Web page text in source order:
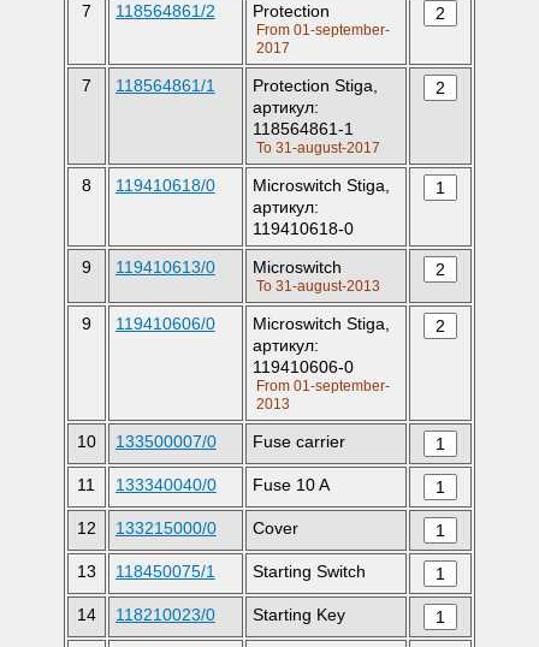
7 118564861/2 Protection
From 01-september-
2017
7 118564861/1
Protection Stiga,
артикул:
118564861-1
To 31-august-2017
8 119410618/0
Microswitch Stiga,
артикул:
119410618-0
9
119410613/0 Microswitch
To 31-august-2013
9 119410606/0
Microswitch Stiga,
артикул:
119410606-0
From 01-september-
2013
10 133500007/0 Fuse carrier
11 133340040/0 Fuse 10 A
12 133215000/0 Cover
13 118450075/1 Starting Switch
14 118210023/0 Starting Key